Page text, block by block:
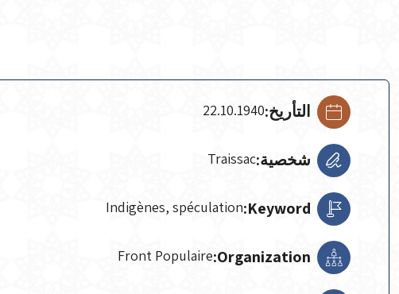
التأريخ:22.10.1940
شخصية:Traissac
Keyword:
Indigènes, spéculation
Organization:
Front Populaire